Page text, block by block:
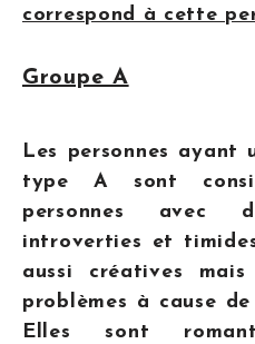
correspond à cette
Groupe A
Les personnes ayant
type A sont
personnes avec
introverties et
aussi créatives
problèmes à cause
Elles sont